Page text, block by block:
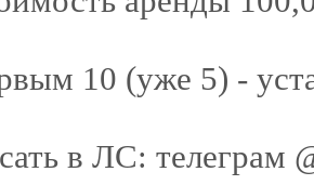
10 (уже 5) -
в ЛС: телеграм